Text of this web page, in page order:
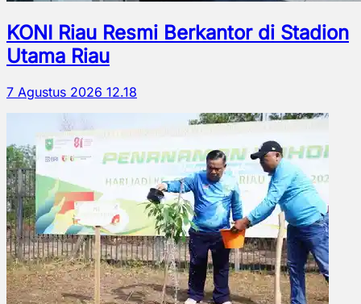
KONI Riau Resmi Berkantor di Stadion
Utama Riau
7 Agustus 2026 12.18